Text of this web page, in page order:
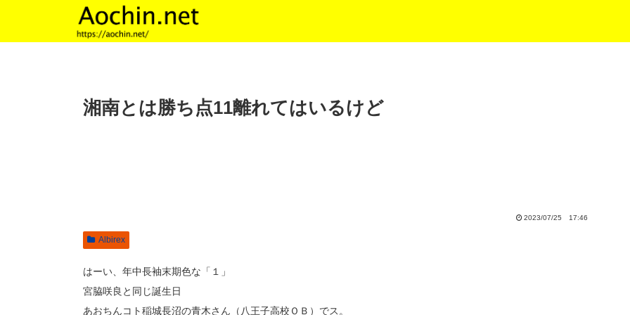
湘南とは勝ち点11離れてはいるけど
2023/07/25 17:46
Albirex
はーい、年中長袖末期色な「１」
宮脇咲良と同じ誕生日
あおちんコト稲城長沼の青木さん（八王子高校ＯＢ）でス。